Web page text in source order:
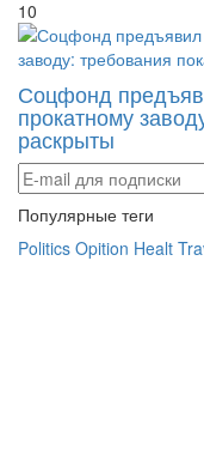
Соцфонд
прокатному
раскрыты
Популярные теги
Politics Opition Healt